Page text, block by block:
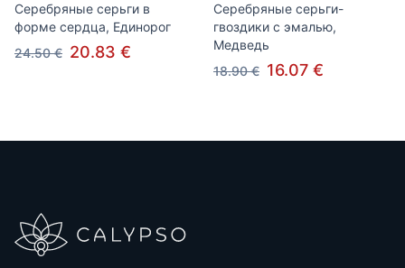
Серебряные серьги в
форме сердца, Единорог
24.50 € 20.83 €
Серебряные серьги-
гвоздики с эмалью,
Медведь
18.90 € 16.07 €